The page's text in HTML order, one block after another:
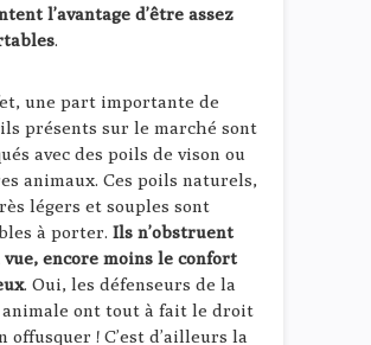
l’avantage d’être assez
.
une part importante de
présents sur le marché sont
avec des poils de vison ou
animaux. Ces poils naturels,
légers et souples sont
à porter. Ils n’obstruent
vue, encore moins le confort
. Oui, les défenseurs de la
animale ont tout à fait le droit
offusquer ! C’est d’ailleurs la